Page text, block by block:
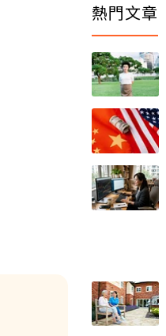
熱門文章